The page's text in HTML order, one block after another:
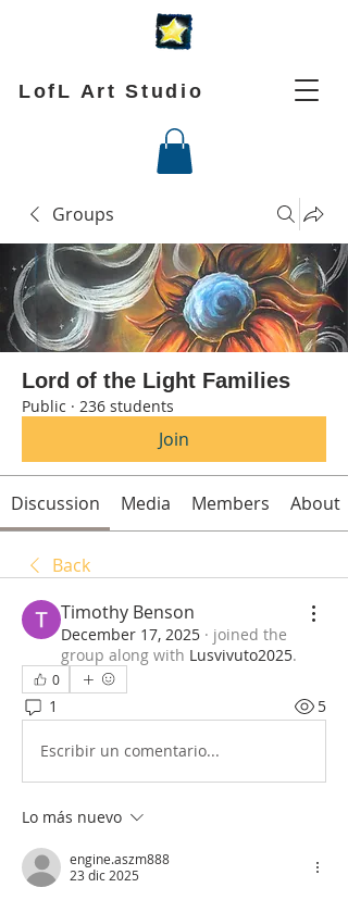
LofL Art Studio
Groups
Lord of the Light Families
Public · 236 students
Join
Discussion Media Members About
Back
Timothy Benson
December 17, 2025 · joined the
group along with Lusvivuto2025.
0
1 5
Escribir un comentario...
Lo más nuevo
engine.aszm888
23 dic 2025